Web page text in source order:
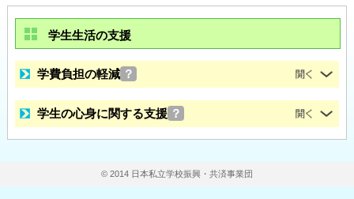
学生生活の支援
学費負担の軽減 ？
学生の心身に関する支援 ？
© 2014 日本私立学校振興・共済事業団